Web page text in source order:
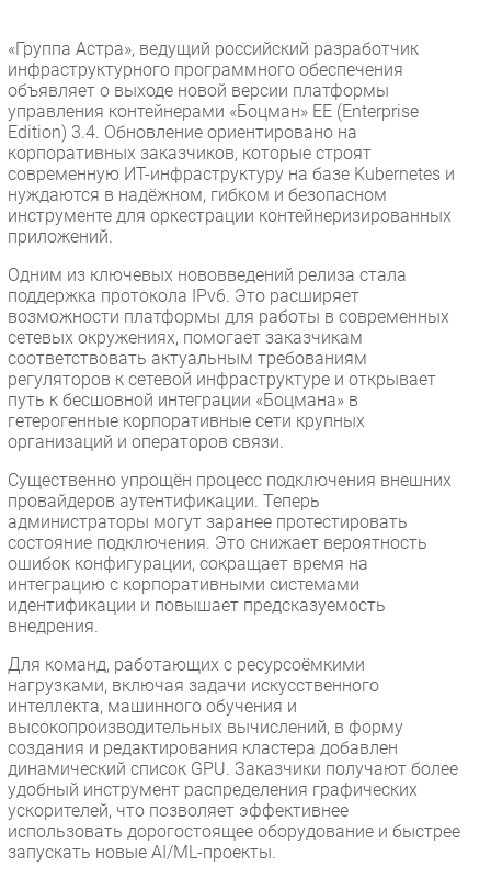
Интервью
Мероприятия
Проекты
IT класс
Тестовый стенд
Каталог компаний
«Группа Астра», ведущий российский разработчик
инфраструктурного программного обеспечения
объявляет о выходе новой версии платформы
управления контейнерами «Боцман» EE (Enterprise
Edition) 3.4. Обновление ориентировано на
корпоративных заказчиков, которые строят
современную ИТ-инфраструктуру на базе Kubernetes и
нуждаются в надёжном, гибком и безопасном
инструменте для оркестрации контейнеризированных
приложений.
Одним из ключевых нововведений релиза стала
поддержка протокола IPv6. Это расширяет
возможности платформы для работы в современных
сетевых окружениях, помогает заказчикам
соответствовать актуальным требованиям
регуляторов к сетевой инфраструктуре и открывает
путь к бесшовной интеграции «Боцмана» в
гетерогенные корпоративные сети крупных
организаций и операторов связи.
Существенно упрощён процесс подключения внешних
провайдеров аутентификации. Теперь
администраторы могут заранее протестировать
состояние подключения. Это снижает вероятность
ошибок конфигурации, сокращает время на
интеграцию с корпоративными системами
идентификации и повышает предсказуемость
внедрения.
Для команд, работающих с ресурсоёмкими
нагрузками, включая задачи искусственного
интеллекта, машинного обучения и
высокопроизводительных вычислений, в форму
создания и редактирования кластера добавлен
динамический список GPU. Заказчики получают более
удобный инструмент распределения графических
ускорителей, что позволяет эффективнее
использовать дорогостоящее оборудование и быстрее
запускать новые AI/ML-проекты.